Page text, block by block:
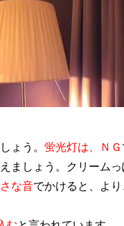
ょう。 蛍光灯は、ＮＧ
ましょう。クリームっ
な音でかけると、より